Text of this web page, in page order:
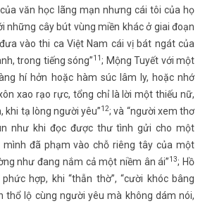
văn học lãng mạn nhưng cái tôi của họ
những cây bút vùng miền khác ở giai đoạn
vào thi ca Việt Nam cái vị bát ngát của
trong tiếng sóng”11; Mộng Tuyết với một
hí hởn hoặc hàm súc lâm ly, hoặc nhớ
xao rạo rực, tổng chỉ là lời một thiếu nữ,
khi tạ lòng người yêu”12; và “người xem thơ
như khi đọc được thư tình gửi cho một
đã phạm vào chỗ riêng tây của một
như đang nắm cả một niềm ân ái”13; Hồ
hợp, khi “thẫn thờ”, “cười khóc bâng
thổ lộ cùng người yêu mà không dám nói,